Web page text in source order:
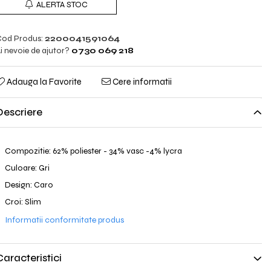
ALERTA STOC
Produs: 2200041591064
nevoie de ajutor? 0730 069 218
Adauga la Favorite Cere informatii
Compozitie: 62% poliester - 34% vasc -4% lycra
Culoare: Gri
Design: Caro
Croi: Slim
Informatii conformitate produs